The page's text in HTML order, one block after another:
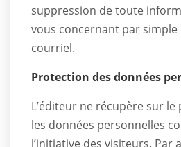
suppression de toute
vous concernant par
courriel.
Protection des données
L’éditeur ne récupère sur
les données personnelles
l’initiative des visiteurs. Par